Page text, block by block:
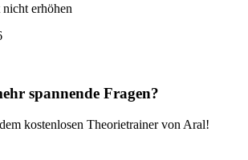
erhöhen
spannende Fragen?
kostenlosen Theorietrainer von Aral!